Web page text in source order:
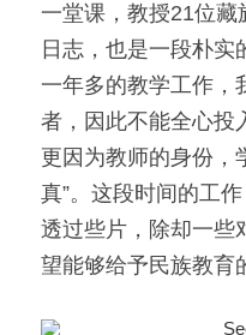
一堂课，教授21位藏
日志，也是一段朴实
一年多的教学工作，
者，因此不能全心投
更因为教师的身份，
真”。这段时间的工
透过些片，除却一些
望能够给予民族教育